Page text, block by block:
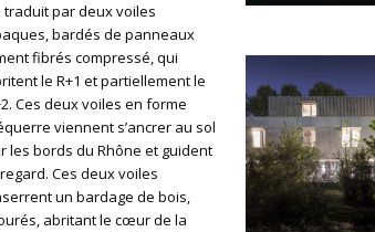
traduit par deux voiles
bardés de panneaux
fibrés compressé, qui
le R+1 et partiellement le
Ces deux voiles en forme
viennent s’ancrer au sol
les bords du Rhône et guident
Ces deux voiles
un bardage de bois,
abritant le cœur de la